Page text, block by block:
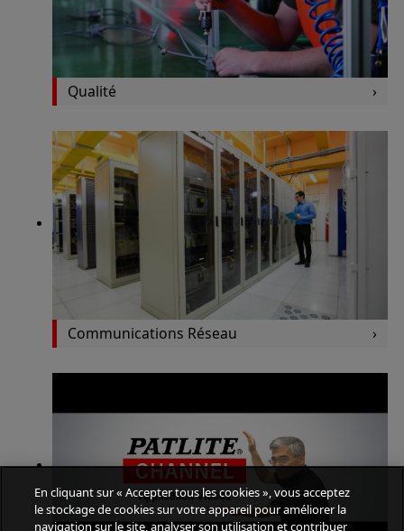
Qualité
Communications Réseau
En cliquant sur « Accepter tous les cookies », vous acceptez
le stockage de cookies sur votre appareil pour améliorer la
navigation sur le site, analyser son utilisation et contribuer